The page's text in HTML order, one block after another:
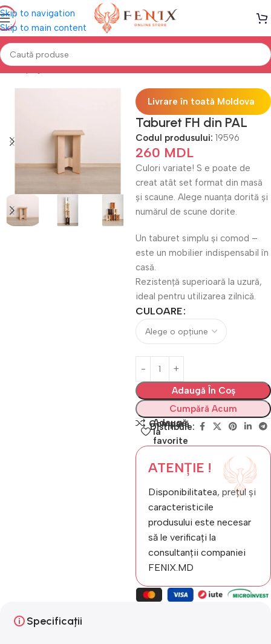
Skip to navigation
Skip to main content
Prima pagină Mobilă BUCĂTĂRIE Scaune
Livrare în toată Moldova
Taburet FH din PAL
Codul produsului: 19596
260 MDL
Culori variate! S e poate de
creat atât set format din masă
și scaune. Alege nuanța dorită și
numărul de scune dorite.
Un taburet simplu și comod –
este un mobilier indispensabil în
casă.
Rezistență superioară la uzură,
ideal pentru utilizarea zilnică.
CULOARE
Adaugă În Coș
Cumpără Acum
Compară
Adaugă
la
favorite
Distribuie:
ATENȚIE !
Disponibilitatea, prețul și
caracteristicile
produsului este necesar
să le verificați la
consultanții companiei
FENIX.MD
Specificații